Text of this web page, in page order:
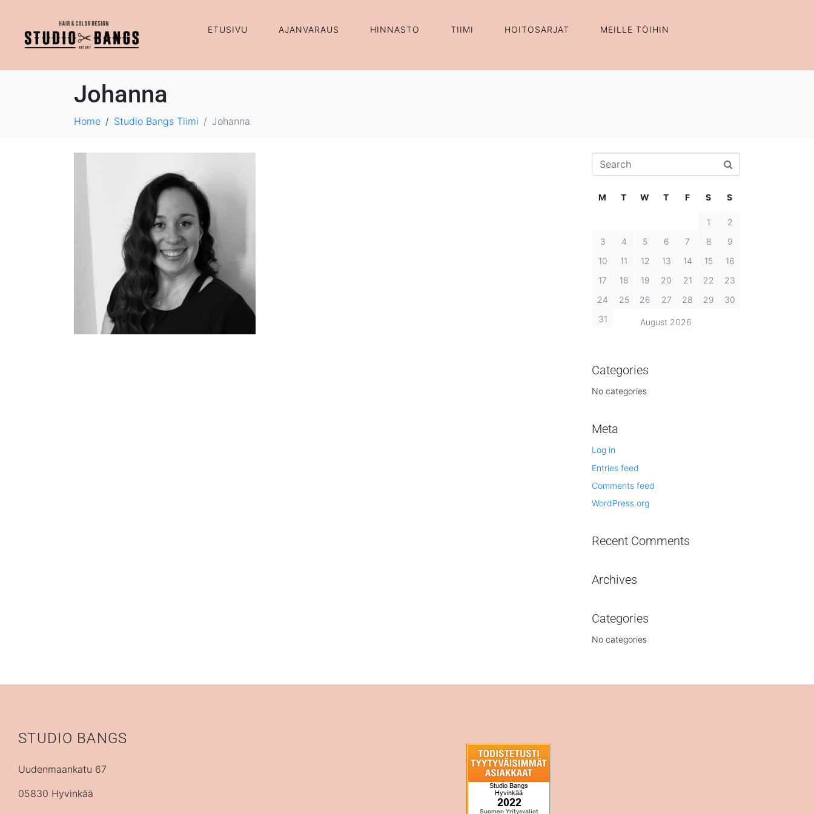
ETUSIVU AJANVARAUS HINNASTO TIIMI HOITOSARJAT MEILLE TÖIHIN
Johanna
Home Studio Bangs Tiimi Johanna
August 2026
M T W T F S S
1
2
3
4 5 6 7 8
9
10
11 12 13 14 15
16
17
18 19 20 21 22
23
24
25 26 27 28 29
30
31
Categories
No categories
Meta
Log in
Entries feed
Comments feed
WordPress.org
Recent Comments
Archives
Categories
No categories
STUDIO BANGS
Uudenmaankatu 67
05830 Hyvinkää